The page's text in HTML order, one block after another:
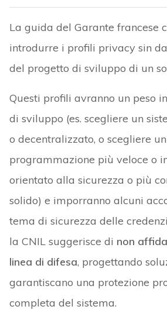
La guida del Garante francese
introdurre i profili privacy sin
del progetto di sviluppo di un
Questi profili avranno un peso
di sviluppo (es. scegliere un
o decentralizzato, o scegliere
programmazione più veloce o
orientato alla sicurezza o più
solido) e imporranno alcuni
tema di sicurezza delle
la CNIL suggerisce di non
linea di difesa, progettando
garantiscano una protezione
completa del sistema.